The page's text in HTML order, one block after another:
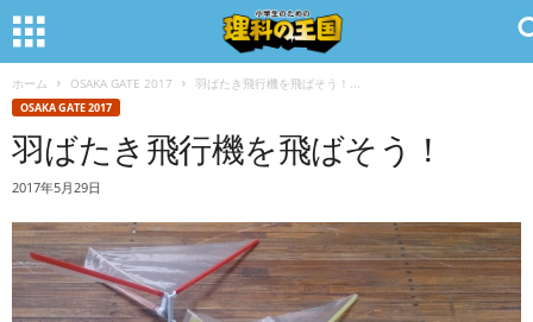
ホーム OSAKA GATE 2017 羽ばたき飛行機を飛ばそう！...
OSAKA GATE 2017
羽ばたき飛行機を飛ばそう！
2017年5月29日